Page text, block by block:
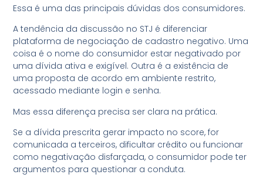
Essa é uma das principais dúvidas dos consumidores.
A tendência da discussão no STJ é diferenciar
plataforma de negociação de cadastro negativo. Uma
coisa é o nome do consumidor estar negativado por
uma dívida ativa e exigível. Outra é a existência de
uma proposta de acordo em ambiente restrito,
acessado mediante login e senha.
Mas essa diferença precisa ser clara na prática.
Se a dívida prescrita gerar impacto no score, for
comunicada a terceiros, dificultar crédito ou funcionar
como negativação disfarçada, o consumidor pode ter
argumentos para questionar a conduta.